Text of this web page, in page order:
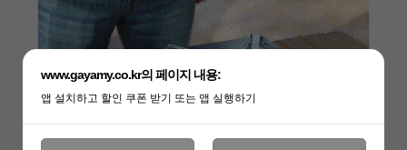
www.gayamy.co.kr의 페이지 내용:
앱 설치하고 할인 쿠폰 받기 또는 앱 실행하기